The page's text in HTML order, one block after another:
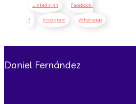
Linkedin-in Facebook-
f Instagram Whatsapp
Daniel Fernández